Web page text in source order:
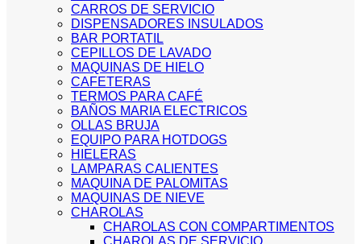
CARROS DE SERVICIO
DISPENSADORES INSULADOS
BAR PORTATIL
CEPILLOS DE LAVADO
MAQUINAS DE HIELO
CAFETERAS
TERMOS PARA CAFÉ
BAÑOS MARIA ELECTRICOS
OLLAS BRUJA
EQUIPO PARA HOTDOGS
HIELERAS
LAMPARAS CALIENTES
MAQUINA DE PALOMITAS
MAQUINAS DE NIEVE
CHAROLAS
CHAROLAS CON COMPARTIMENTOS
CHAROLAS DE SERVICIO